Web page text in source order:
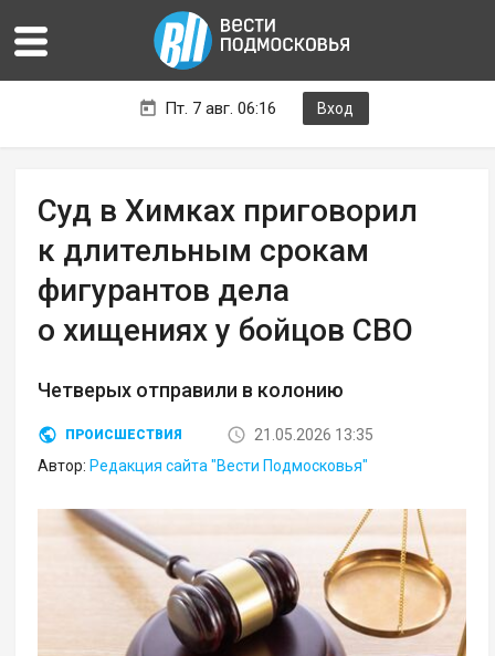
Пт. 7 авг. 06:16 Вход
Суд в Химках приговорил
к длительным срокам
фигурантов дела
о хищениях у бойцов СВО
Четверых отправили в колонию
ПРОИСШЕСТВИЯ
21.05.2026 13:35
Автор: Редакция сайта "Вести Подмосковья"